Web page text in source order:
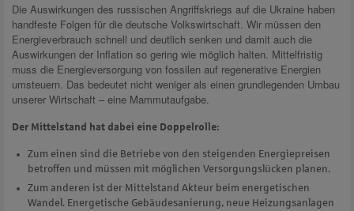
Die Auswirkungen des russischen Angriffskriegs auf die Ukraine haben
handfeste Folgen für die deutsche Volkswirtschaft. Wir müssen den
Energieverbrauch schnell und deutlich senken und damit auch die
Auswirkungen der Inflation so gering wie möglich halten. Mittelfristig
muss die Energieversorgung von fossilen auf regenerative Energien
umsteuern. Das bedeutet nicht weniger als einen grundlegenden Umbau
unserer Wirtschaft – eine Mammutaufgabe.
Der Mittelstand hat dabei eine Doppelrolle:
Zum einen sind die Betriebe von den steigenden Energiepreisen
betroffen und müssen mit möglichen Versorgungslücken planen.
Zum anderen ist der Mittelstand Akteur beim energetischen
Wandel. Energetische Gebäudesanierung, neue Heizungsanlagen